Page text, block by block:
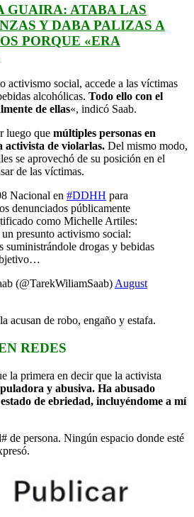
GUAIRA: ATABA LAS
Y DABA PALIZAS A
PORQUE «ERA
activismo social, accede a las víctimas
alcohólicas. Todo ello con el
de ellas«, indicó Saab.
luego que múltiples personas en
activista de violarlas. Del mismo modo,
se aprovechó de su posición en el
de las víctimas.
Nacional en #DDHH para
denunciados públicamente
como Michelle Artiles:
presunto activismo social:
suministrándole drogas y bebidas
(@TarekWiliamSaab) August
acusan de robo, engaño y estafa.
REDES
la primera en decir que la activista
y abusiva. Ha abusado
de ebriedad, incluyéndome a mí
de persona. Ningún espacio donde esté